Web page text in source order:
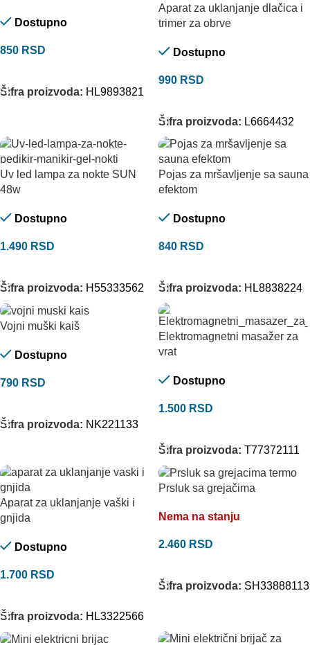
Dostupno
850 RSD
Šifra proizvoda: HL9893821
Aparat za uklanjanje dlačica i
trimer za obrve
Dostupno
990 RSD
Šifra proizvoda: L6664432
Uv led lampa za nokte SUN
48w
Dostupno
1.490 RSD
Šifra proizvoda: H55333562
Pojas za mršavljenje sa sauna
efektom
Dostupno
840 RSD
Šifra proizvoda: HL8838224
Vojni muški kaiš
Dostupno
790 RSD
Šifra proizvoda: NK221133
Elektromagnetni masažer za
vrat
Dostupno
1.500 RSD
Šifra proizvoda: T77372111
Aparat za uklanjanje vaški i
gnjida
Dostupno
1.700 RSD
Šifra proizvoda: HL3322566
Prsluk sa grejačima
Nema na stanju
2.460 RSD
Šifra proizvoda: SH33888113